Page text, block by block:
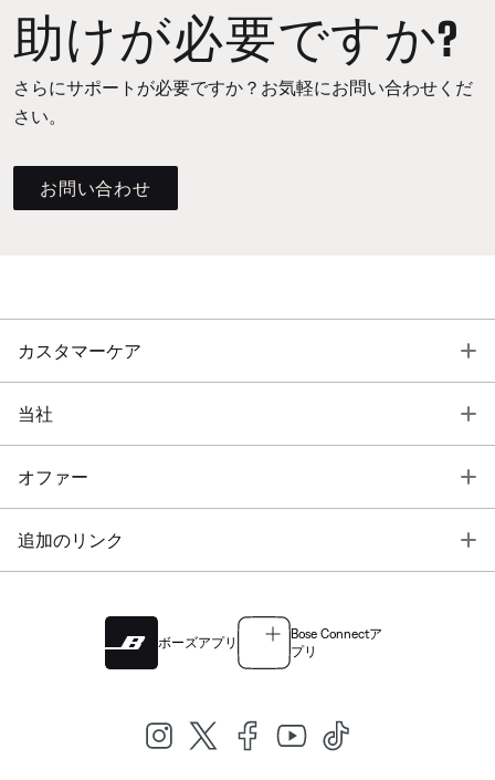
助けが必要ですか?
さらにサポートが必要ですか？お気軽にお問い合わせくだ
さい。
お問い合わせ
カスタマーケア
当社
オファー
追加のリンク
ボーズアプリ
Bose Connectア
プリ